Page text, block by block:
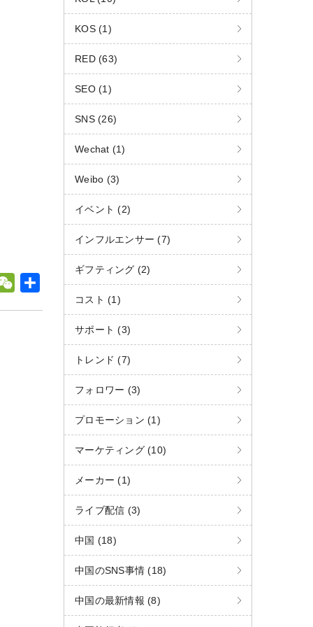
W
KOS (1)
RED (63)
SEO (1)
SNS (26)
Wechat (1)
Weibo (3)
イベント (2)
インフルエンサー (7)
ギフティング (2)
コスト (1)
サポート (3)
トレンド (7)
フォロワー (3)
プロモーション (1)
マーケティング (10)
メーカー (1)
ライブ配信 (3)
中国 (18)
中国のSNS事情 (18)
中国の最新情報 (8)